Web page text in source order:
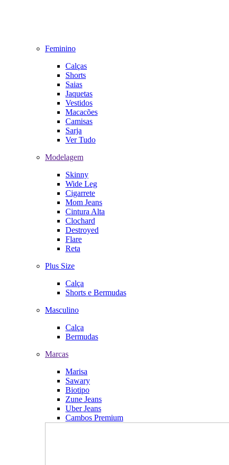
Feminino
Calças
Shorts
Saias
Jaquetas
Vestidos
Macacões
Camisas
Sarja
Ver Tudo
Modelagem
Skinny
Wide Leg
Cigarrete
Mom Jeans
Cintura Alta
Clochard
Destroyed
Flare
Reta
Plus Size
Calça
Shorts e Bermudas
Masculino
Calça
Bermudas
Marcas
Marisa
Sawary
Biotipo
Zune Jeans
Uber Jeans
Cambos Premium